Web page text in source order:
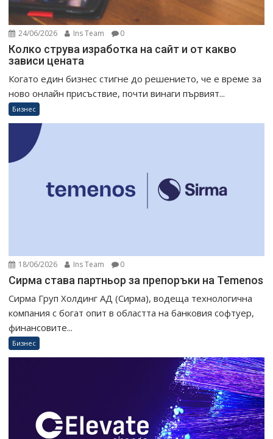
24/06/2026 Ins Team 0
Колко струва изработка на сайт и от какво
зависи цената
Когато един бизнес стигне до решението, че е време за
ново онлайн присъствие, почти винаги първият...
Бизнес
18/06/2026 Ins Team 0
Сирма става партньор за препоръки на Temenos
Сирма Груп Холдинг АД (Сирма), водеща технологична
компания с богат опит в областта на банковия софтуер,
финансовите...
Бизнес